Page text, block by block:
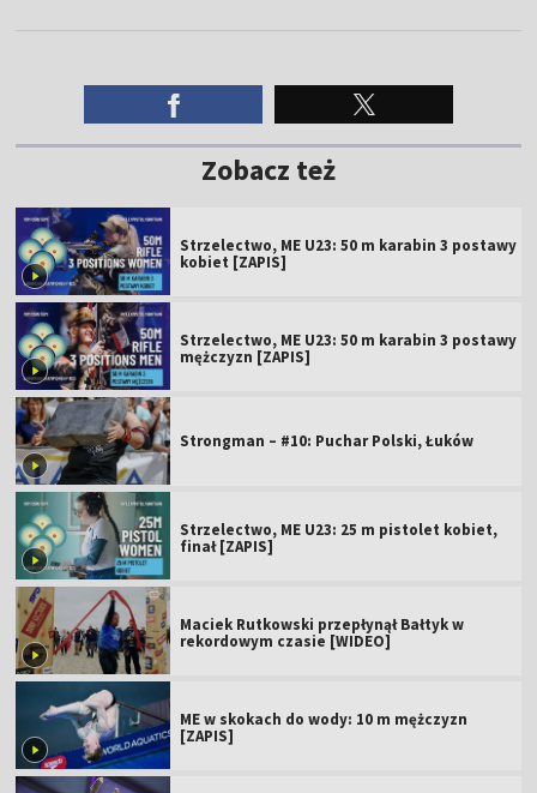
Zobacz też
Strzelectwo, ME U23: 50 m karabin 3 postawy
kobiet [ZAPIS]
Strzelectwo, ME U23: 50 m karabin 3 postawy
mężczyzn [ZAPIS]
Strongman – #10: Puchar Polski, Łuków
Strzelectwo, ME U23: 25 m pistolet kobiet,
finał [ZAPIS]
Maciek Rutkowski przepłynął Bałtyk w
rekordowym czasie [WIDEO]
ME w skokach do wody: 10 m mężczyzn
[ZAPIS]